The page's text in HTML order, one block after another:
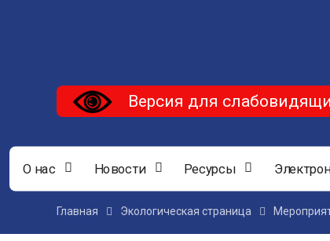
Версия для
О нас Новости Ресурсы
Главная Экологическая страница